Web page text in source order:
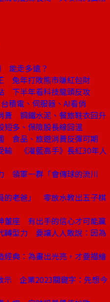
能走多遠？
兔年打敗熊市賺紅包財
下半年看科技龍頭反攻
積電、伺服器、AI看俏
費 鋼鐵水泥、餐旅鞋衣回升
多、保險股長線回溫
食品、旅遊消費反彈可期
輸 《灌籃高手》長紅30年人
領軍一群「會傳球的流川
的老爸」 零放水教出五子棋
董座 有出手的信心才可能贏
轉型力 要讓人人敢說：因為
經典：為畫出光亮，才要描繪
示 企業2023關鍵字：先想今